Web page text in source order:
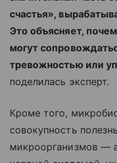
счастья»,
Это объясняет,
могут
тревожностью или
поделилась эксперт.
Кроме того,
совокупность
микроорганизмов —